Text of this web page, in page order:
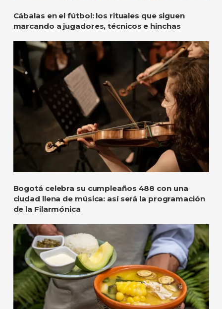
Cábalas en el fútbol: los rituales que siguen
marcando a jugadores, técnicos e hinchas
Bogotá celebra su cumpleaños 488 con una
ciudad llena de música: así será la programación
de la Filarmónica